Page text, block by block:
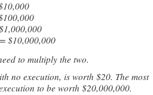
$10,000,000
to multiply the two.
no execution, is worth $20. The most
to be worth $20,000,000.